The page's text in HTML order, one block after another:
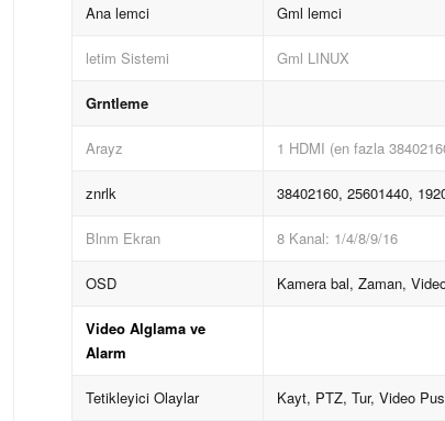
Ana lemci Gml lemci
letim Sistemi Gml LINUX
Grntleme
Arayz 1 HDMI (en fazla
znrlk 38402160, 25601440,
Blnm Ekran 8 Kanal: 1/4/8/9/16
OSD Kamera bal, Zaman,
Video Alglama ve
Alarm
Tetikleyici Olaylar Kayt, PTZ, Tur, Video